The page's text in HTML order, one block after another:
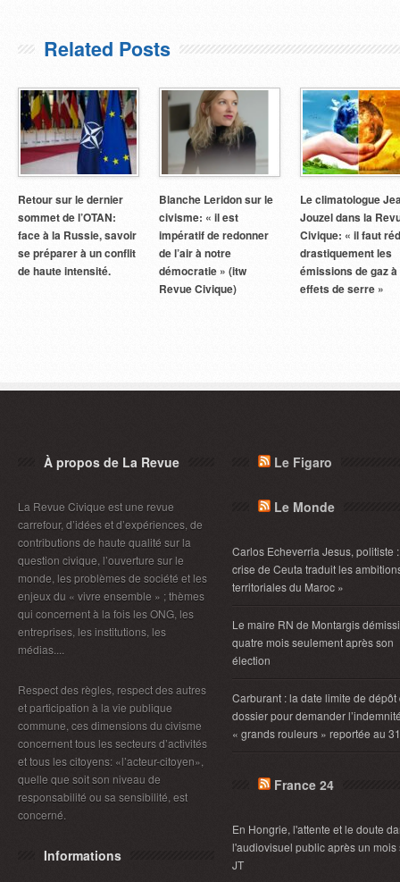
Related Posts
Retour sur le dernier
sommet de l’OTAN:
face à la Russie, savoir
se préparer à un conflit
de haute intensité.
Blanche Leridon sur le
civisme: « il est
impératif de redonner
de l’air à notre
démocratie » (itw
Revue Civique)
Le climatologue
Jouzel dans la
Civique: « il faut
drastiquement les
émissions de gaz à
effets de serre »
À propos de La Revue
La Revue Civique est une revue
carrefour, d’idées et d’expériences, de
contributions de haute qualité sur la
question civique, l’ouverture sur le
monde, les problèmes de société et les
enjeux du « vivre ensemble » ; thèmes
qui concernent à la fois les ONG, les
entreprises, les institutions, les
médias....
Respect des règles, respect des autres
et participation à la vie publique
commune, ces dimensions du civisme
concernent tous les secteurs d’activités
et tous les citoyens: «l’acteur-citoyen»,
quelle que soit son niveau de
responsabilité ou sa sensibilité, est
concerné.
Informations
Le Figaro
Le Monde
Carlos Echeverria Jesus, politiste
crise de Ceuta traduit les
territoriales du Maroc »
Le maire RN de Montargis
quatre mois seulement après son
élection
Carburant : la date limite de dépôt
dossier pour demander
« grands rouleurs » reportée au
France 24
En Hongrie, l'attente et le doute
l'audiovisuel public après un mois
JT